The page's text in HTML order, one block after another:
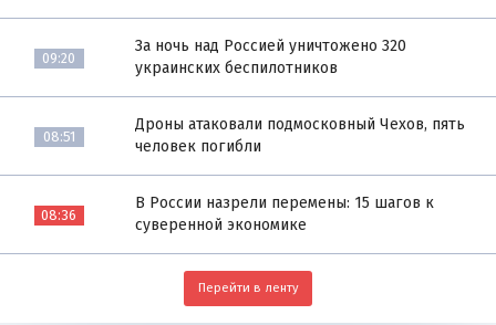
09:20
За ночь над Россией уничтожено 320
украинских беспилотников
08:51
Дроны атаковали подмосковный Чехов, пять
человек погибли
08:36
В России назрели перемены: 15 шагов к
суверенной экономике
Перейти в ленту